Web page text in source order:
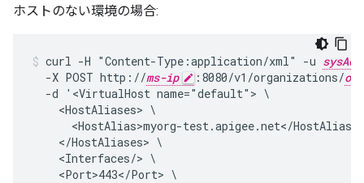
ホストのない環境の場合:
curl -H "Content-Type:application/xml" -u
  -X POST http://
ms-ip :8080/v1/organizations/
  -d '<VirtualHost name="default"> \
    <HostAliases> \
<HostAlias>myorg-test.apigee.net</
    </HostAliases> \
    <Interfaces/> \
    <Port>443</Port> \